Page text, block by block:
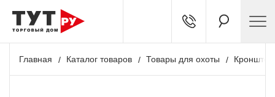
Главная Каталог товаров Товары для охоты